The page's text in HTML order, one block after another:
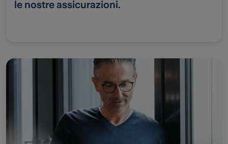
le nostre assicurazioni.